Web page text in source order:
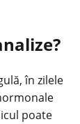
în zilele
poate